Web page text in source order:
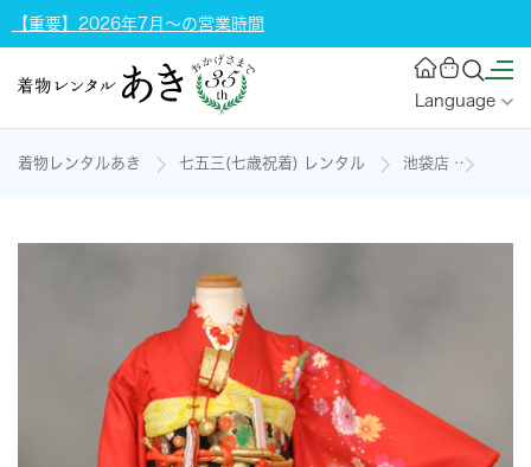
【重要】2026年7月～の営業時間
Language
着物レンタルあき 七五三(七歳祝着) レンタル 池袋店